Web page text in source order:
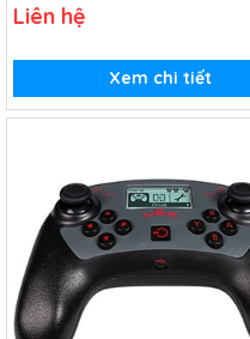
Liên hệ
Xem chi tiết